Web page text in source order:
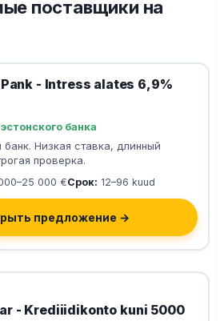
поставщики на
Pank - Intress alates 6,9%
банка
банк. Низкая ставка, длинный
проверка.
000 €Срок: 12–96 kuud
предложение →
- Krediiidikonto kuni 5000